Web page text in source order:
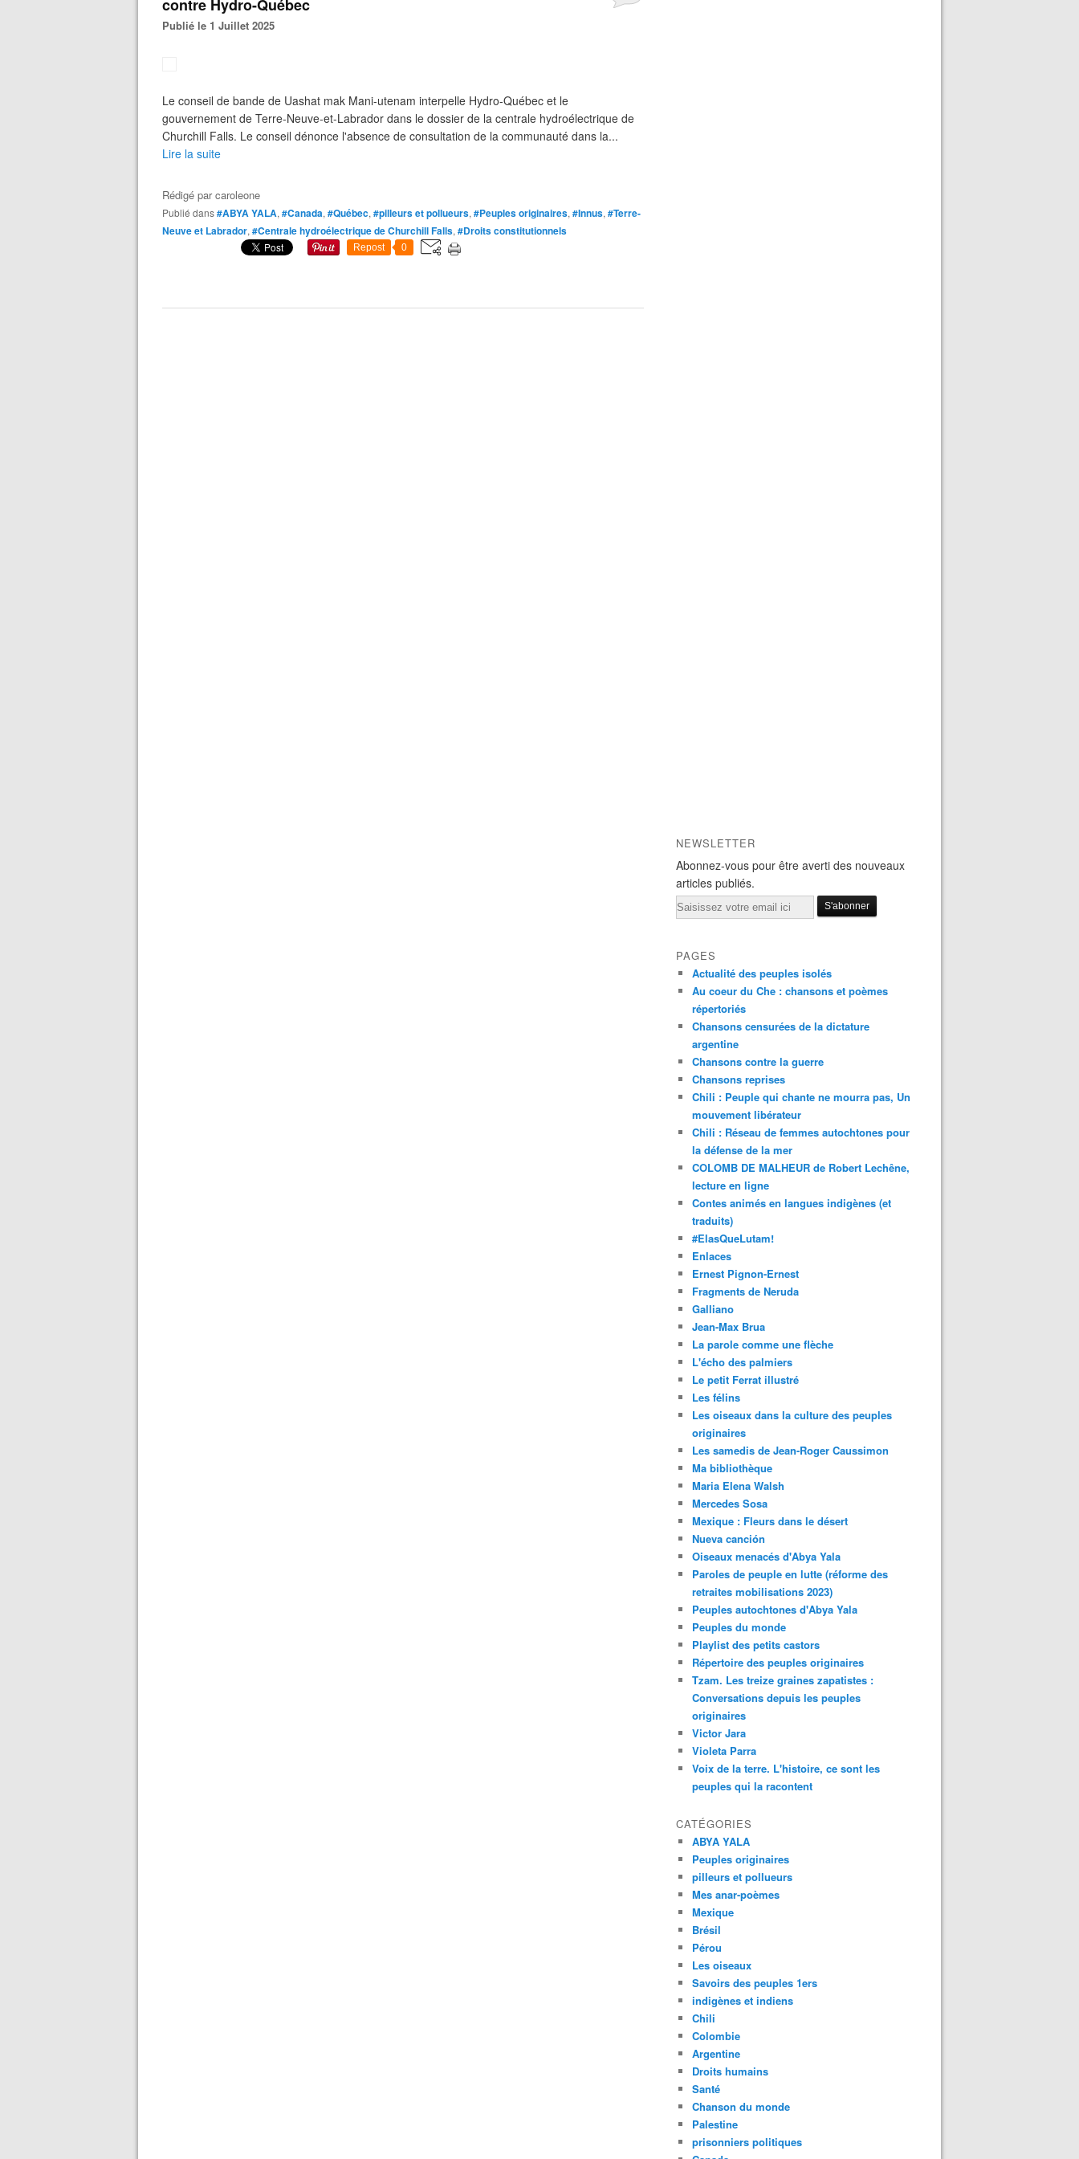
contre Hydro-Québec
Publié le 1 Juillet 2025
Le conseil de bande de Uashat mak Mani-utenam interpelle Hydro-Québec et le
gouvernement de Terre-Neuve-et-Labrador dans le dossier de la centrale hydroélectrique de
Churchill Falls. Le conseil dénonce l'absence de consultation de la communauté dans la...
Lire la suite
Rédigé parcaroleone
Publié dans#ABYA YALA, #Canada, #Québec, #pilleurs et pollueurs, #Peuples originaires, #Innus, #Terre-
Neuve et Labrador, #Centrale hydroélectrique de Churchill Falls, #Droits constitutionnels
Repost 0
NEWSLETTER
Abonnez-vous pour être averti des nouveaux
articles publiés.
Email
PAGES
Actualité des peuples isolés
Au coeur du Che : chansons et poèmes
répertoriés
Chansons censurées de la dictature
argentine
Chansons contre la guerre
Chansons reprises
Chili : Peuple qui chante ne mourra pas, Un
mouvement libérateur
Chili : Réseau de femmes autochtones pour
la défense de la mer
COLOMB DE MALHEUR de Robert Lechêne,
lecture en ligne
Contes animés en langues indigènes (et
traduits)
#ElasQueLutam!
Enlaces
Ernest Pignon-Ernest
Fragments de Neruda
Galliano
Jean-Max Brua
La parole comme une flèche
L'écho des palmiers
Le petit Ferrat illustré
Les félins
Les oiseaux dans la culture des peuples
originaires
Les samedis de Jean-Roger Caussimon
Ma bibliothèque
Maria Elena Walsh
Mercedes Sosa
Mexique : Fleurs dans le désert
Nueva canción
Oiseaux menacés d'Abya Yala
Paroles de peuple en lutte (réforme des
retraites mobilisations 2023)
Peuples autochtones d'Abya Yala
Peuples du monde
Playlist des petits castors
Répertoire des peuples originaires
Tzam. Les treize graines zapatistes :
Conversations depuis les peuples
originaires
Victor Jara
Violeta Parra
Voix de la terre. L'histoire, ce sont les
peuples qui la racontent
CATÉGORIES
ABYA YALA
Peuples originaires
pilleurs et pollueurs
Mes anar-poèmes
Mexique
Brésil
Pérou
Les oiseaux
Savoirs des peuples 1ers
indigènes et indiens
Chili
Colombie
Argentine
Droits humains
Santé
Chanson du monde
Palestine
prisonniers politiques